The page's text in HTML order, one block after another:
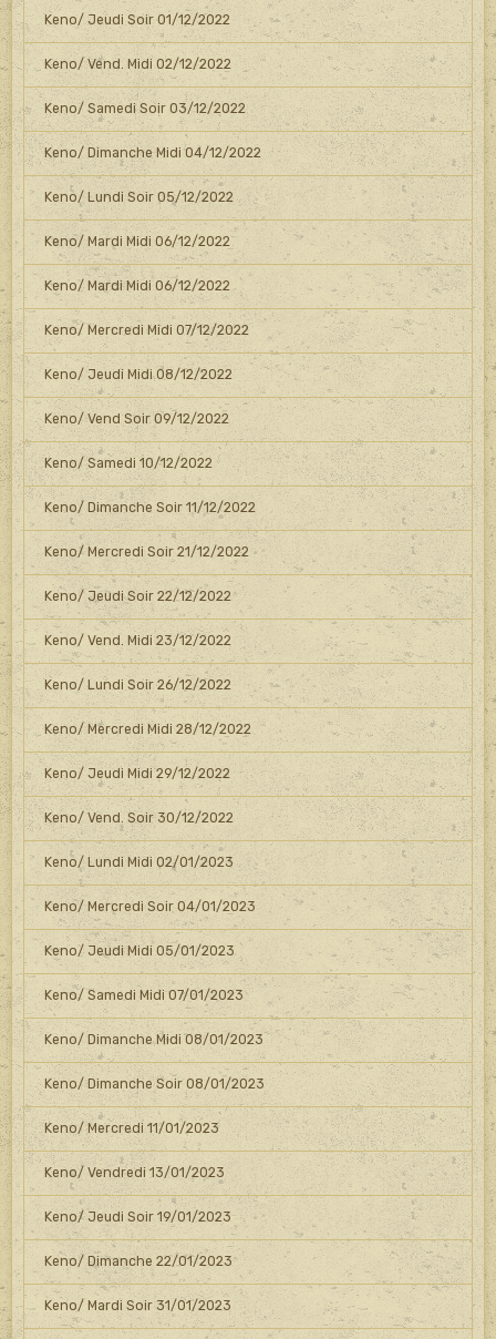
Keno/ Jeudi Soir 01/12/2022
Keno/ Vend. Midi 02/12/2022
Keno/ Samedi Soir 03/12/2022
Keno/ Dimanche Midi 04/12/2022
Keno/ Lundi Soir 05/12/2022
Keno/ Mardi Midi 06/12/2022
Keno/ Mardi Midi 06/12/2022
Keno/ Mercredi Midi 07/12/2022
Keno/ Jeudi Midi 08/12/2022
Keno/ Vend Soir 09/12/2022
Keno/ Samedi 10/12/2022
Keno/ Dimanche Soir 11/12/2022
Keno/ Mercredi Soir 21/12/2022
Keno/ Jeudi Soir 22/12/2022
Keno/ Vend. Midi 23/12/2022
Keno/ Lundi Soir 26/12/2022
Keno/ Mercredi Midi 28/12/2022
Keno/ Jeudi Midi 29/12/2022
Keno/ Vend. Soir 30/12/2022
Keno/ Lundi Midi 02/01/2023
Keno/ Mercredi Soir 04/01/2023
Keno/ Jeudi Midi 05/01/2023
Keno/ Samedi Midi 07/01/2023
Keno/ Dimanche Midi 08/01/2023
Keno/ Dimanche Soir 08/01/2023
Keno/ Mercredi 11/01/2023
Keno/ Vendredi 13/01/2023
Keno/ Jeudi Soir 19/01/2023
Keno/ Dimanche 22/01/2023
Keno/ Mardi Soir 31/01/2023